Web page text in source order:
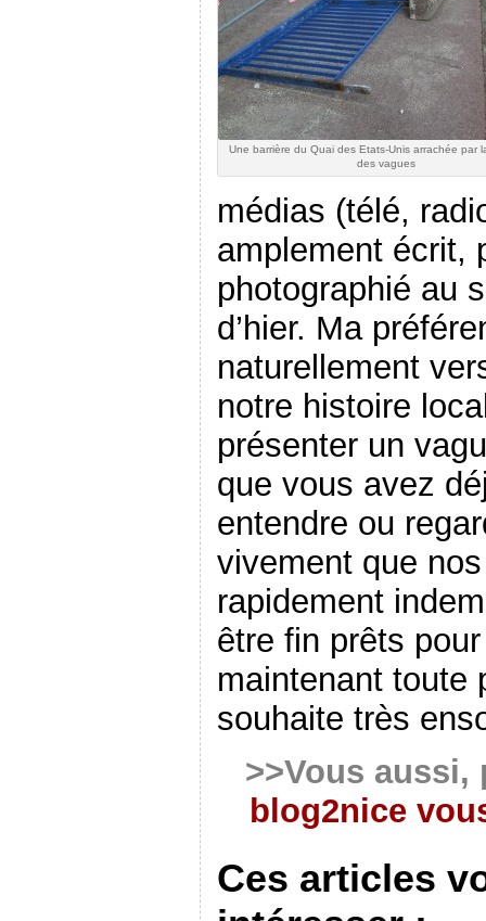
Une barrière du Quai des Etats-Unis arrachée par
des vagues
médias (télé,
amplement écrit,
photographié au
d’hier. Ma
naturellement
notre histoire
présenter un
que vous avez
entendre ou
vivement que
rapidement
être fin prêts
maintenant toute
souhaite très
>>Vous aussi,
blog2nice
Ces articles